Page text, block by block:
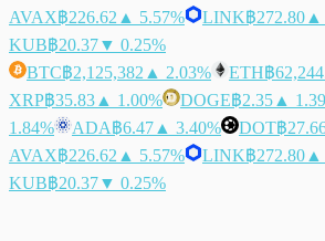
AVAX฿226.62 ▲ 5.57% LINK฿272.80 ▲
KUB฿20.37▼ 0.25%
BTC฿2,125,382 ▲ 2.03% ETH฿
XRP฿35.83 ▲ 1.00% DOGE฿2.35 ▲
1.84%
ADA฿6.47 ▲ 3.40% DOT฿
AVAX฿226.62 ▲ 5.57% LINK฿272.80 ▲
KUB฿20.37▼ 0.25%